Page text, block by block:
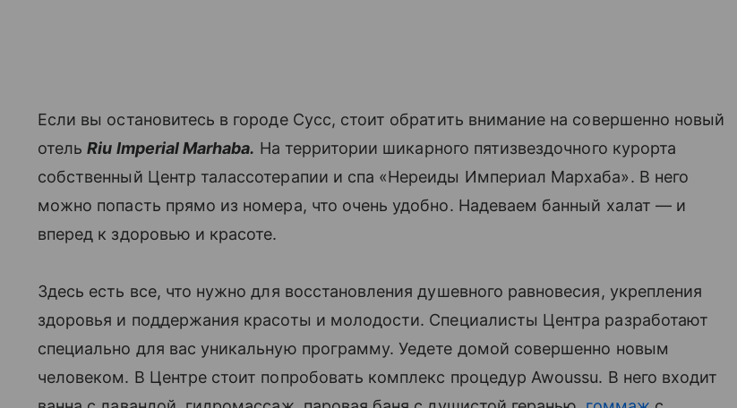
Если вы остановитесь в городе Сусс, стоит обратить внимание на совершенно новый
отельRiu Imperial Marhaba. На территории шикарного пятизвездочного курорта
собственный Центр талассотерапии и спа «Нереиды Империал Мархаба». В него
можно попасть прямо из номера, что очень удобно. Надеваем банный халат — и
вперед к здоровью и красоте.
Здесь есть все, что нужно для восстановления душевного равновесия, укрепления
здоровья и поддержания красоты и молодости. Специалисты Центра разработают
специально для вас уникальную программу. Уедете домой совершенно новым
человеком. В Центре стоит попробовать комплекс процедур Awoussu. В него входит